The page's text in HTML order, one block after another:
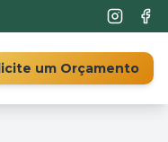
um Orçamento